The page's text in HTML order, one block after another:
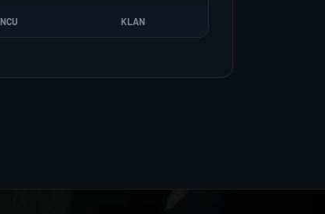
KLAN